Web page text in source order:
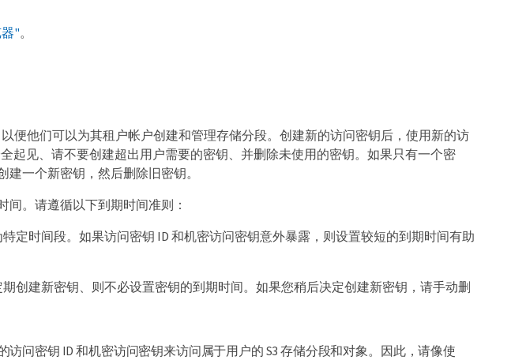
"。
便他们可以为其租户帐户创建和管理存储分段。创建新的访问密钥后，使用新的访
起见、请不要创建超出用户需要的密钥、并删除未使用的密钥。如果只有一个密
一个新密钥，然后删除旧密钥。
。请遵循以下到期时间准则：
定时间段。如果访问密钥 ID 和机密访问密钥意外暴露，则设置较短的到期时间有助
创建新密钥、则不必设置密钥的到期时间。如果您稍后决定创建新密钥，请手动删
问密钥 ID 和机密访问密钥来访问属于用户的 S3 存储分段和对象。因此，请像使